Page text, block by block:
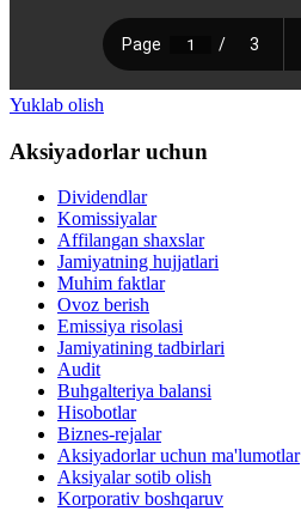
Yuklab olish
Aksiyadorlar uchun
Dividendlar
Komissiyalar
Affilangan shaxslar
Jamiyatning hujjatlari
Muhim faktlar
Ovoz berish
Emissiya risolasi
Jamiyatining tadbirlari
Audit
Buhgalteriya balansi
Hisobotlar
Biznes-rejalar
Aksiyadorlar uchun ma'lumotlar
Aksiyalar sotib olish
Korporativ boshqaruv